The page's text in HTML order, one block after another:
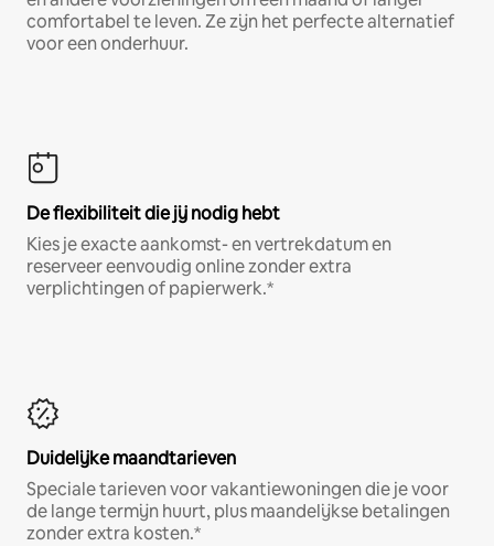
comfortabel te leven. Ze zijn het perfecte alternatief
voor een onderhuur.
De flexibiliteit die jij nodig hebt
Kies je exacte aankomst- en vertrekdatum en
reserveer eenvoudig online zonder extra
verplichtingen of papierwerk.*
Duidelijke maandtarieven
Speciale tarieven voor vakantiewoningen die je voor
de lange termijn huurt, plus maandelijkse betalingen
zonder extra kosten.*